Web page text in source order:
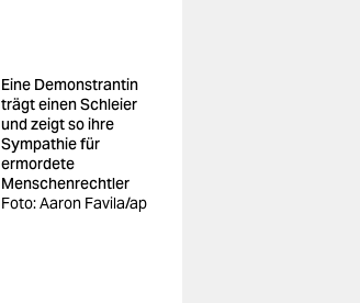
Eine Demonstrantin
trägt einen Schleier
und zeigt so ihre
Sympathie für
ermordete
Menschenrechtler
Foto: Aaron Favila/ap